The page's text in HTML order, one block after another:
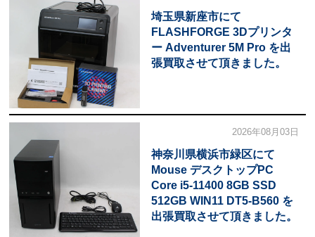
埼玉県新座市にて
FLASHFORGE 3Dプリンタ
ー Adventurer 5M Pro を出
張買取させて頂きました。
2026年08月03日
神奈川県横浜市緑区にて
Mouse デスクトップPC
Core i5-11400 8GB SSD
512GB WIN11 DT5-B560 を
出張買取させて頂きました。